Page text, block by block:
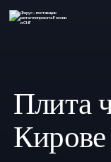
Плита
Кирове